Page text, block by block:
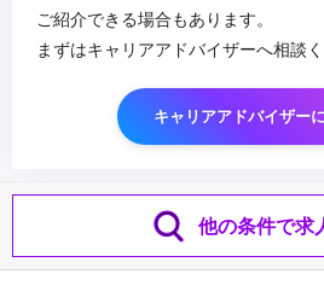
ご紹介できる場合もあります。
まずはキャリアアドバイザーへ相談く
キャリアアドバイザー
他の条件で求